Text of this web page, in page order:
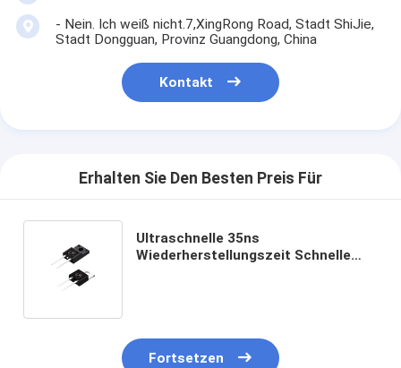
- Nein. Ich weiß nicht.7,XingRong Road, Stadt ShiJie,
Stadt Dongguan, Provinz Guangdong, China
Kontakt
Erhalten Sie Den Besten Preis Für
Ultraschnelle 35ns
Wiederherstellungszeit Schnelle
Fortsetzen